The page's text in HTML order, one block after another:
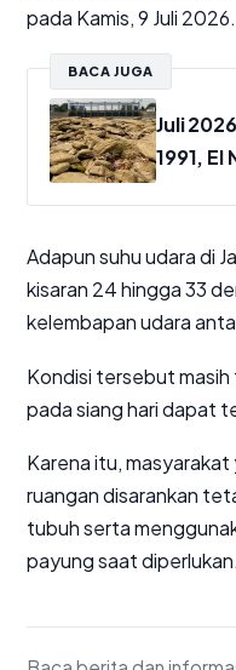
pada Kamis, 9 Juli 2026.
BACA JUGA
Juli
1991, El
Adapun suhu udara di
kisaran 24 hingga 33
kelembapan udara
Kondisi tersebut
pada siang hari dapat
Karena itu,
ruangan disarankan
tubuh serta
payung saat diperlukan.